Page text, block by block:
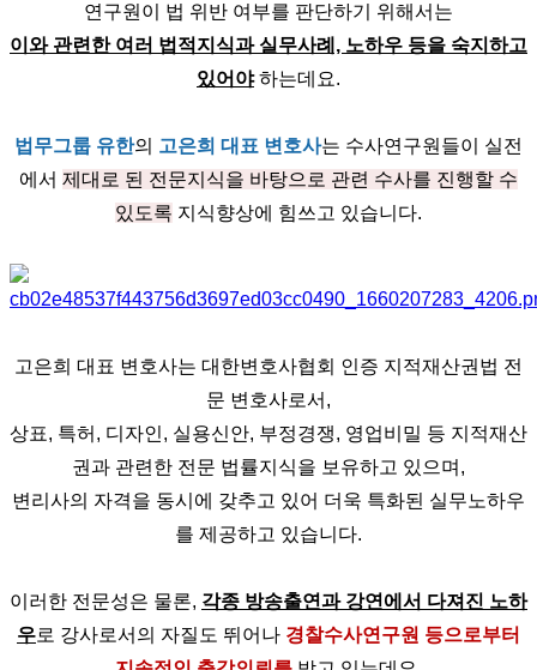
연구원이 법 위반 여부를 판단하기 위해서는
이와 관련한 여러 법적지식과 실무사례, 노하우 등을 숙지하고
있어야하는데요.
법무그룹 유한의 고은희 대표 변호사는 수사연구원들이 실전
에서 제대로 된 전문지식을 바탕으로 관련 수사를 진행할 수
있도록 지식향상에 힘쓰고 있습니다.
고은희 대표 변호사는 대한변호사협회 인증 지적재산권법 전
문 변호사로서,
상표, 특허, 디자인, 실용신안, 부정경쟁, 영업비밀 등 지적재산
권과 관련한 전문 법률지식을 보유하고 있으며,
변리사의 자격을 동시에 갖추고 있어 더욱 특화된 실무노하우
를 제공하고 있습니다.
이러한 전문성은 물론, 각종 방송출연과 강연에서 다져진 노하
우로 강사로서의 자질도 뛰어나 경찰수사연구원 등으로부터